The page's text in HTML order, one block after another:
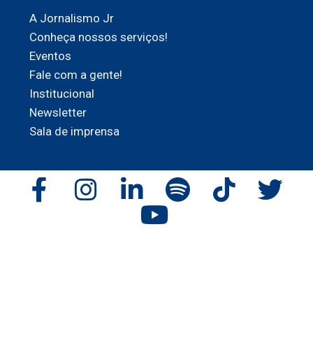
A Jornalismo Jr
Conheça nossos serviços!
Eventos
Fale com a gente!
Institucional
Newsletter
Sala de imprensa